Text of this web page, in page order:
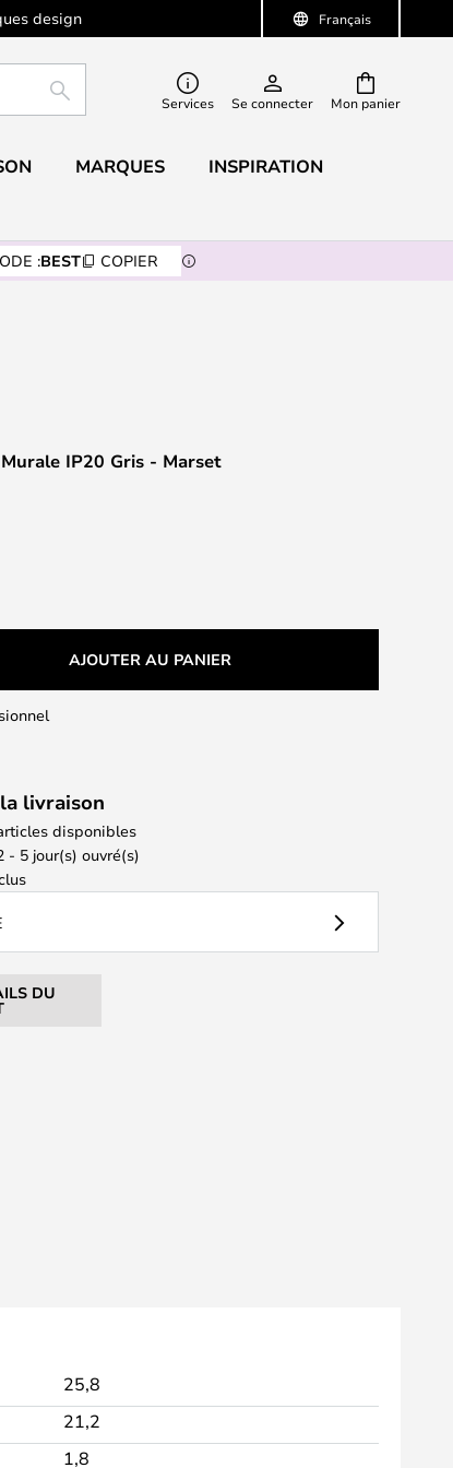
Français
design
Mon panier
RECHERCHERServices Se connecter
MARQUES INSPIRATION
:BEST COPIER
IP20 Gris - Marset
AJOUTER AU PANIER
livraison
disponibles
- 5 jour(s) ouvré(s)
DU
25,8
21,2
1,8